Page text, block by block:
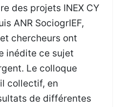
des projets INEX CY
ANR SociogrIEF,
chercheurs ont
inédite ce sujet
Le colloque
collectif, en
de différentes